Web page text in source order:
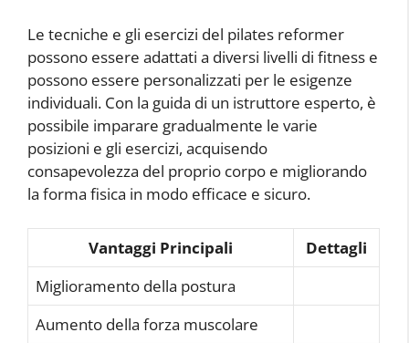
Le tecniche e gli esercizi del pilates reformer
possono essere adattati a diversi livelli di fitness e
possono essere personalizzati per le esigenze
individuali. Con la guida di un istruttore esperto, è
possibile imparare gradualmente le varie
posizioni e gli esercizi, acquisendo
consapevolezza del proprio corpo e migliorando
la forma fisica in modo efficace e sicuro.
Vantaggi Principali
Dettagli
Miglioramento della postura
Aumento della forza muscolare